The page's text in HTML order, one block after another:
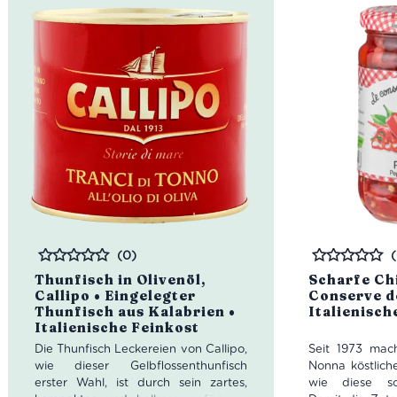
Thunfisch in Olivenöl,
Callipo • Eingelegter
Thunfisch aus Kalabrien •
Italienische Feinkost
Bewertet
(0)
Die Thunfisch Leckereien von Callipo,
wie dieser Gelbflossenthunfisch
erster Wahl, ist durch sein zartes,
Scharfe
Conserve
Bewertet
Seit 1973
Nonna
wie diese